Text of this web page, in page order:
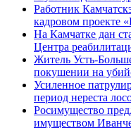
Работник
кадровом проекте
На Камчатке дан
Центра
Житель Усть-
покушении на
Усиленное
период нереста
Росимущество
имуществом